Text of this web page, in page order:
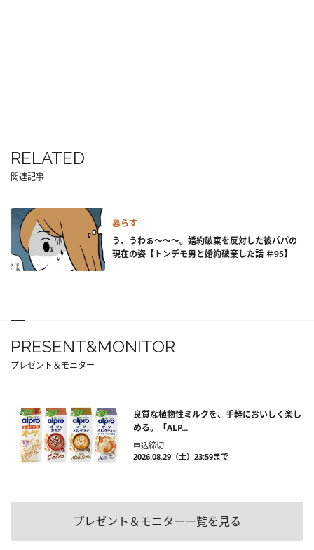
RELATED
関連記事
暮らす
う、うわぁ～～～。婚約破棄を反対した彼パパの
現在の姿【トンデモ男と婚約破棄した話 ＃95】
PRESENT&MONITOR
プレゼント＆モニター
良質な植物性ミルクを、手軽においしく楽し
める。「ALP...
申込締切
2026.08.29（土）23:59まで
プレゼント＆モニター一覧を見る